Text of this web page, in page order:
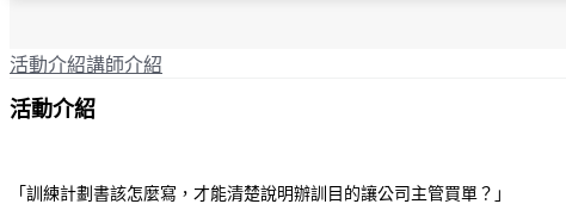
活動介紹講師介紹
活動介紹
「訓練計劃書該怎麼寫，才能清楚說明辦訓目的讓公司主管買單？」